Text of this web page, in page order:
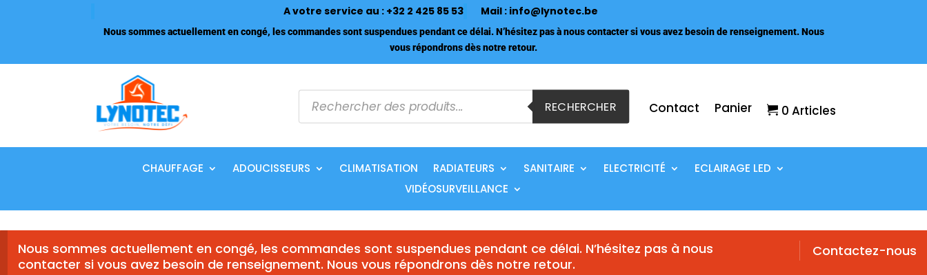
A votre service au : +32 2 425 85 53 Mail : info@lynotec.be
Nous sommes actuellement en congé, les commandes sont suspendues pendant ce délai. N’hésitez pas à nous contacter si vous avez besoin de renseignement. Nous
vous répondrons dès notre retour.
Recherche
de
produits
RECHERCHER Contact Panier 0 Articles
CHAUFFAGE ADOUCISSEURS CLIMATISATION RADIATEURS SANITAIRE ELECTRICITÉ
ECLAIRAGE LED
VIDÉOSURVEILLANCE
Contactez-nous
Nous sommes actuellement en congé, les commandes sont suspendues pendant ce délai. N’hésitez pas à nous
contacter si vous avez besoin de renseignement. Nous vous répondrons dès notre retour.